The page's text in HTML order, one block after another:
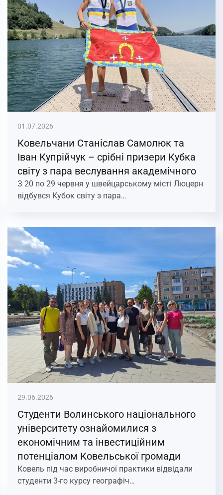
01.07.2026
Ковельчани Станіслав Самолюк та
Іван Купрійчук – срібні призери Кубка
світу з пара веслування академічного
З 20 по 29 червня у швейцарському місті Люцерн
відбувся Кубок світу з пара…
29.06.2026
Студенти Волинського національного
університету ознайомилися з
економічним та інвестиційним
потенціалом Ковельської громади
Ковель під час виробничої практики відвідали
студенти 3-го курсу географіч…